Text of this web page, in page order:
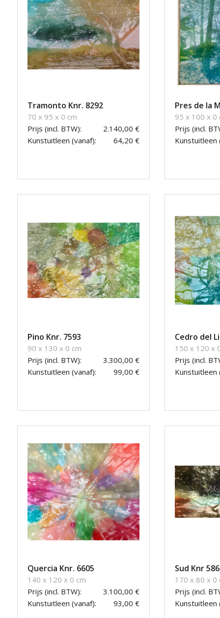
Tramonto Knr. 8292
70 x 95 x 0 cm
Prijs (incl. BTW):
2.140,00 €
Kunstuitleen (vanaf):
64,20 €
Pres de la
95 x 100 x 0
Prijs (incl.
Kunstuitleen
Pino Knr. 7593
90 x 130 x 0 cm
Prijs (incl. BTW):
3.300,00 €
Kunstuitleen (vanaf):
99,00 €
Cedro del
150 x 120 x
Prijs (incl.
Kunstuitleen
Quercia Knr. 6605
140 x 120 x 0 cm
Prijs (incl. BTW):
3.100,00 €
Kunstuitleen (vanaf):
93,00 €
Sud Knr
170 x 80 x 0
Prijs (incl.
Kunstuitleen